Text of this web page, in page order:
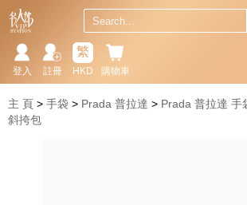
購物車
繁
HKD
註冊
登入
主 頁 手袋 Prada 普拉達
Prada 普拉達 手
斜挎包